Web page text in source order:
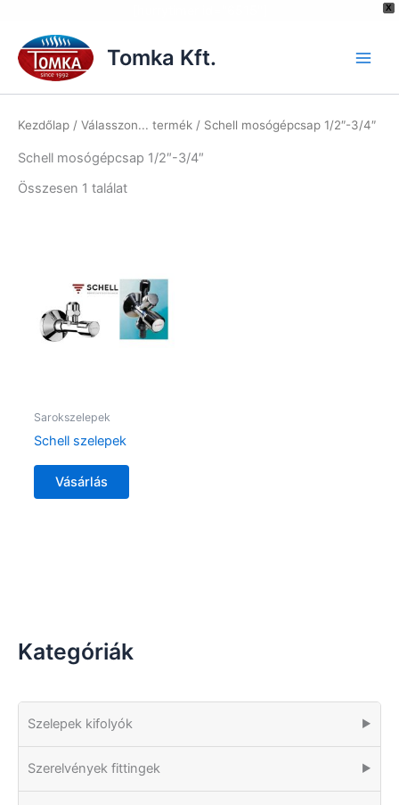
X
content
Tomka Kft.
Kategóriák
Szelepek kifolyók ▶
Szerelvények fittingek ▶
Kezdőlap / Válasszon... termék / Schell mosógépcsap 1/2″-3/4″
Schell mosógépcsap 1/2″-3/4″
Összesen 1 találat
Sarokszelepek
Schell szelepek
Vásárlás